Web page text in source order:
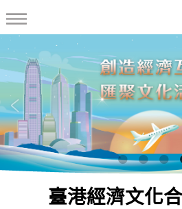
臺港經濟文化